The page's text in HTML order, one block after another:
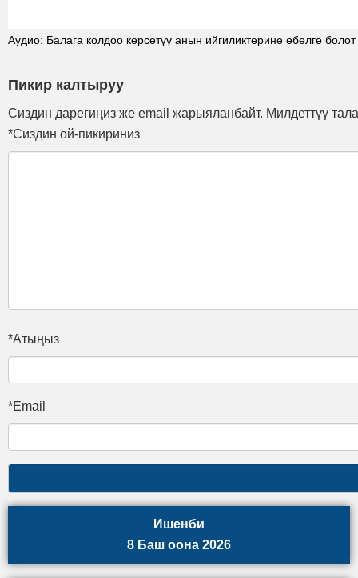
Аудио: Балага колдоо көрсөтүү анын ийгиликтерине өбөлгө болот
Пикир калтыруу
Сиздин дарегиңиз же email жарыяланбайт. Милдеттүү
*Сиздин ой-пикириниз
*Атыңыз
*Email
Ишенби
8 Баш оона 2026